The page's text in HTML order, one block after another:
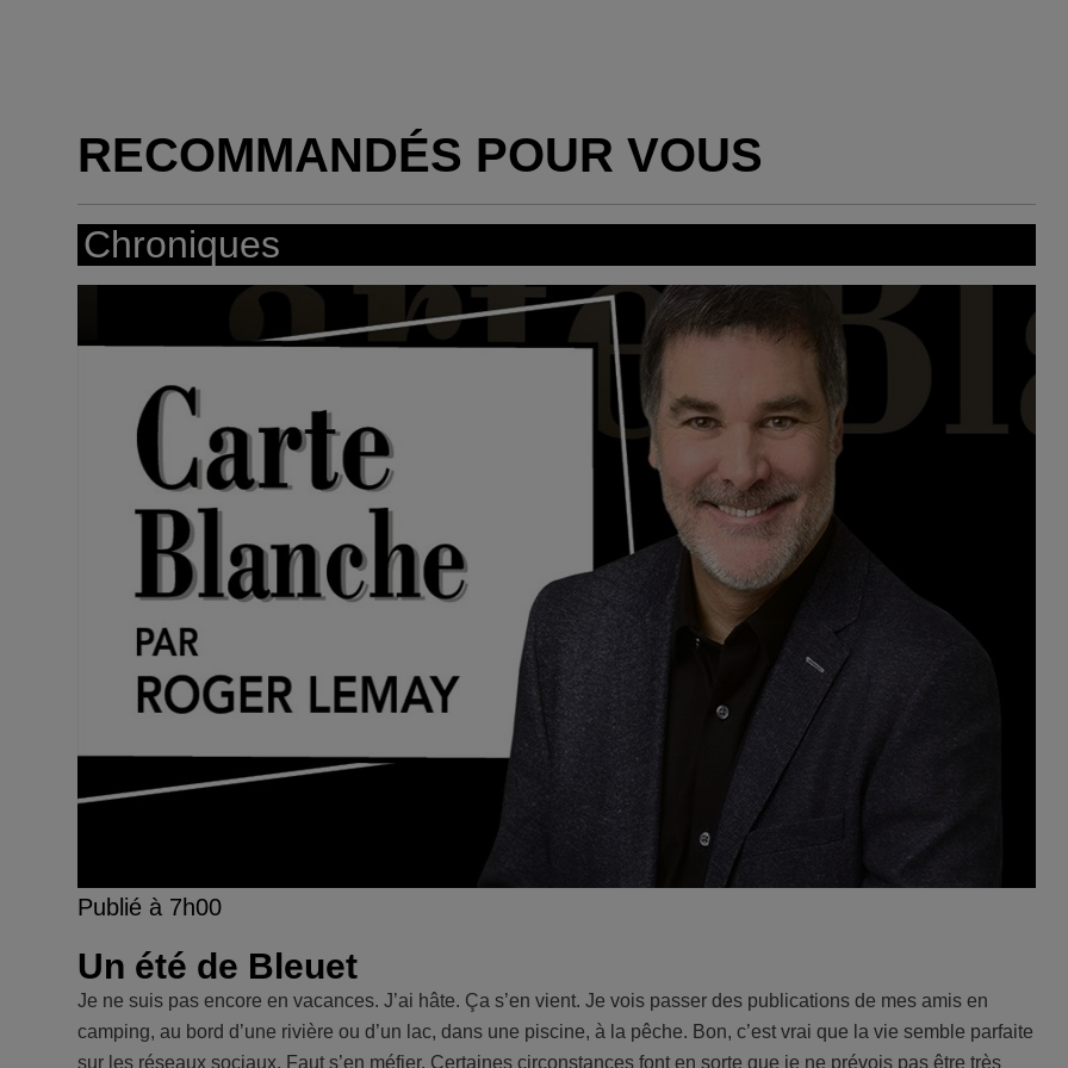
RECOMMANDÉS POUR VOUS
Chroniques
Publié à 7h00
Un été de Bleuet
Je ne suis pas encore en vacances. J’ai hâte. Ça s’en vient. Je vois passer des publications de mes amis en
camping, au bord d’une rivière ou d’un lac, dans une piscine, à la pêche. Bon, c’est vrai que la vie semble parfaite
sur les réseaux sociaux. Faut s’en méfier. Certaines circonstances font en sorte que je ne prévois pas être très